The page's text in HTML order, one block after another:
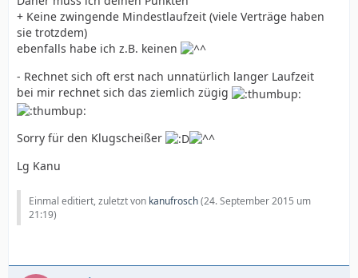
+ Keine zwingende Mindestlaufzeit (viele Verträge haben
sie trotzdem)
ebenfalls habe ich z.B. keinen
- Rechnet sich oft erst nach unnatürlich langer Laufzeit
bei mir rechnet sich das ziemlich zügig
Sorry für den Klugscheißer
Lg Kanu
Einmal editiert, zuletzt von kanufrosch(24. September 2015 um
21:19)